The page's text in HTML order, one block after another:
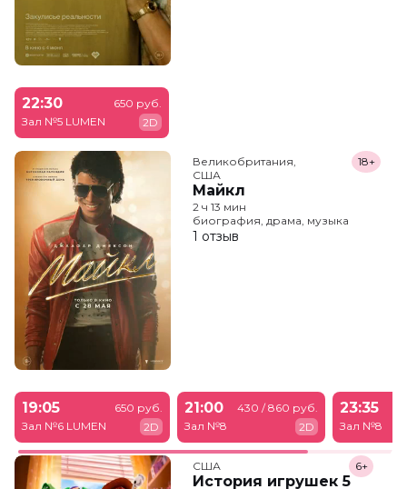
22:30
Зал №5 LUMEN
650 руб.
2D
Великобритания,
США
Майкл
18+
2 ч 13 мин
биография, драма, музыка
1 отзыв
19:05
Зал №6 LUMEN
650 руб.
2D
21:00
Зал №8
430 / 860 руб.
2D
23:35
Зал №8
США
История игрушек 5
6+